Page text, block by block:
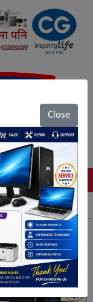
Close